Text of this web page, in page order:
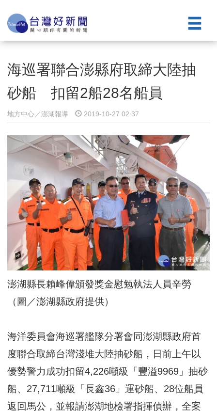
海巡署聯合澎縣府取締大陸抽
砂船 扣留2船28名船員
地方中心／澎湖報導 2019-10-27 02:37
澎湖縣長賴峰偉頒發獎金慰勉執法人員辛勞
（圖／澎湖縣政府提供）
海洋委員會海巡署艦隊分署會同澎湖縣政府首
度聯合取締台灣淺堆大陸抽砂船，日前上午以
優勢警力成功扣留4,226噸級「豐溢9969」抽砂
船、27,711噸級「長鑫36」運砂船、28位船員
返回馬公，並報請澎湖地檢署指揮偵辦，全案